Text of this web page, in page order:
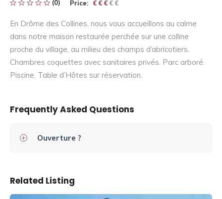
(0) Price: € € € € €
€ € €
En Drôme des Collines, nous vous accueillons au calme
dans notre maison restaurée perchée sur une colline
proche du village, au milieu des champs d’abricotiers.
Chambres coquettes avec sanitaires privés. Parc arboré.
Piscine. Table d’Hôtes sur réservation.
Frequently Asked Questions
Ouverture ?
Related Listing